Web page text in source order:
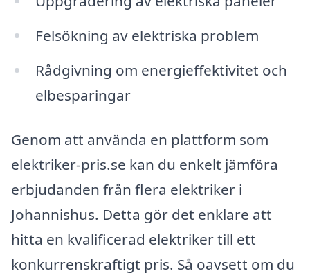
Felsökning av elektriska problem
Rådgivning om energieffektivitet och
elbesparingar
Genom att använda en plattform som
elektriker-pris.se kan du enkelt jämföra
erbjudanden från flera elektriker i
Johannishus. Detta gör det enklare att
hitta en kvalificerad elektriker till ett
konkurrenskraftigt pris. Så oavsett om du